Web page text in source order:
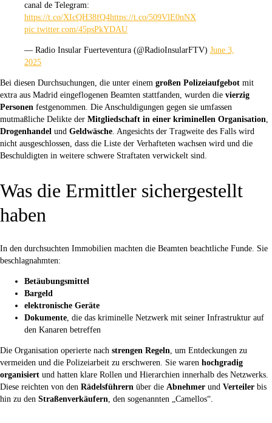
canal de Telegram:
https://t.co/XIcQH38fQ4https://t.co/509VlE0nNX
pic.twitter.com/45psPkYDAU
— Radio Insular Fuerteventura (@RadioInsularFTV) June 3,
2025
Bei diesen Durchsuchungen, die unter einem großen Polizeiaufgebot mit
extra aus Madrid eingeflogenen Beamten stattfanden, wurden die vierzig
Personen festgenommen. Die Anschuldigungen gegen sie umfassen
mutmaßliche Delikte der Mitgliedschaft in einer kriminellen Organisation,
Drogenhandel und Geldwäsche. Angesichts der Tragweite des Falls wird
nicht ausgeschlossen, dass die Liste der Verhafteten wachsen wird und die
Beschuldigten in weitere schwere Straftaten verwickelt sind.
Was die Ermittler sichergestellt
haben
In den durchsuchten Immobilien machten die Beamten beachtliche Funde. Sie
beschlagnahmten:
Betäubungsmittel
Bargeld
elektronische Geräte
Dokumente, die das kriminelle Netzwerk mit seiner Infrastruktur auf
den Kanaren betreffen
Die Organisation operierte nach strengen Regeln, um Entdeckungen zu
vermeiden und die Polizeiarbeit zu erschweren. Sie waren hochgradig
organisiert und hatten klare Rollen und Hierarchien innerhalb des Netzwerks.
Diese reichten von den Rädelsführern über die Abnehmer und Verteiler bis
hin zu den Straßenverkäufern, den sogenannten „Camellos“.